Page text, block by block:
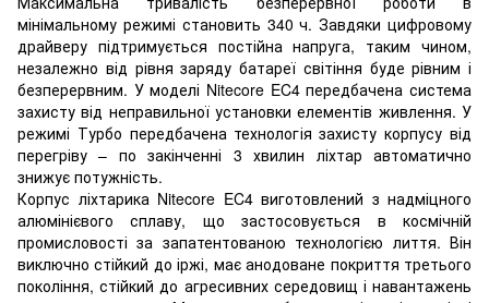
мінімальному режимі становить 340 ч. Завдяки цифровому
драйверу підтримується постійна напруга, таким чином,
незалежно від рівня заряду батареї світіння буде рівним і
безперервним. У моделі Nitecore EC4 передбачена система
захисту від неправильної установки елементів живлення. У
режимі Турбо передбачена технологія захисту корпусу від
перегріву – по закінченні 3 хвилин ліхтар автоматично
знижує потужність.
Корпус ліхтарика Nitecore EC4 виготовлений з надміцного
алюмінієвого сплаву, що застосовується в космічній
промисловості за запатентованою технологією лиття. Він
виключно стійкий до іржі, має анодоване покриття третього
покоління, стійкий до агресивних середовищ і навантажень